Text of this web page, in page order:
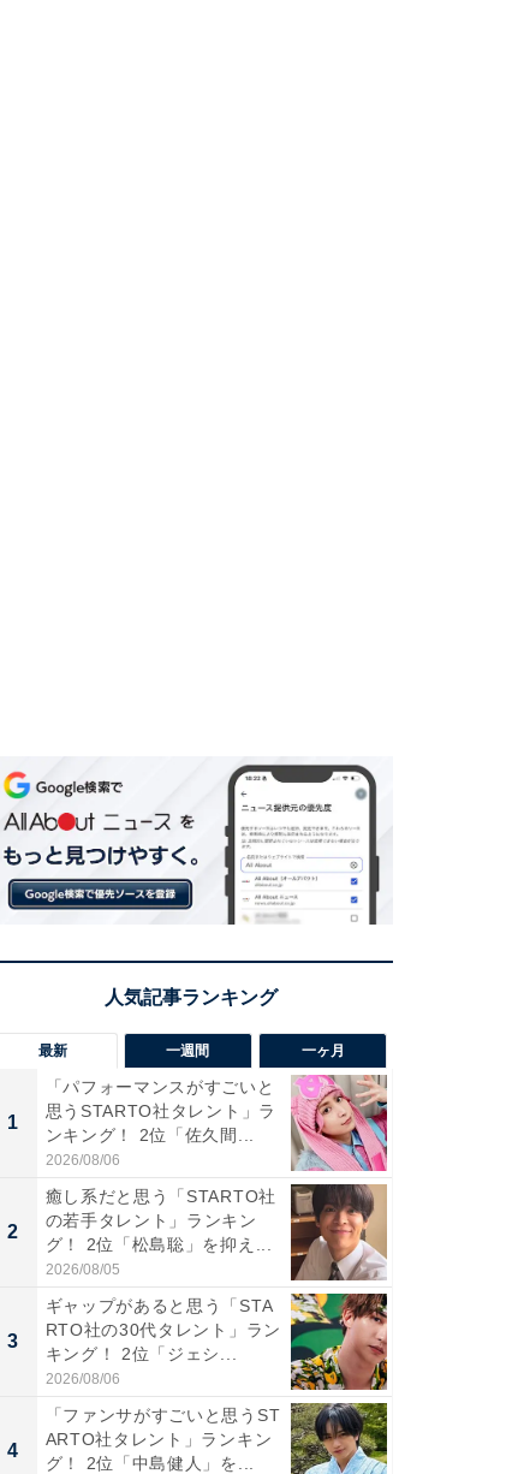
最新 一週間 一ヶ月
1
「パフォーマンスがすごいと
思うSTARTO社タレント」ラ
ンキング！ 2位「佐久間...
2026/08/06
2
癒し系だと思う「STARTO社
の若手タレント」ランキン
グ！ 2位「松島聡」を抑え...
2026/08/05
3
ギャップがあると思う「STA
RTO社の30代タレント」ラン
キング！ 2位「ジェシ...
2026/08/06
4
「ファンサがすごいと思うST
ARTO社タレント」ランキン
グ！ 2位「中島健人」を...